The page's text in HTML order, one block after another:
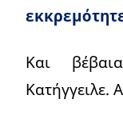
Και
Κατήγγειλε.